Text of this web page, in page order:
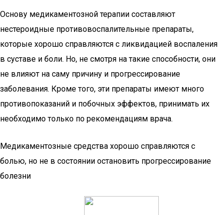
Основу медикаментозной терапии составляют
нестероидные противовоспалительные препараты,
которые хорошо справляются с ликвидацией воспаления
в суставе и боли. Но, не смотря на такие способности, они
не влияют на саму причину и прогрессирование
заболевания. Кроме того, эти препараты имеют много
противопоказаний и побочных эффектов, принимать их
необходимо только по рекомендациям врача.
Медикаментозные средства хорошо справляются с
болью, но не в состоянии остановить прогрессирование
болезни